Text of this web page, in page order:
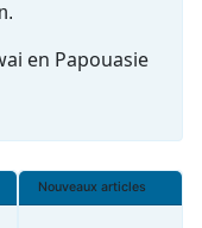
en Papouasie
Nouveaux articles